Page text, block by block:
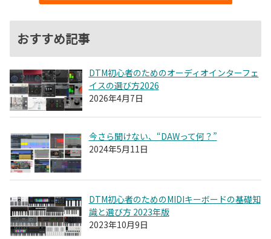
おすすめ記事
DTM初心者のためのオーディオインターフェ
イスの選び方2026
2026年4月7日
今さら聞けない、“DAWって何？”
2024年5月11日
DTM初心者のためのMIDIキーボードの基礎知
識と選び方 2023年版
2023年10月9日